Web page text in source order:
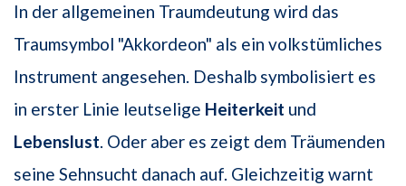
In der allgemeinen Traumdeutung wird das
Traumsymbol "Akkordeon" als ein volkstümliches
Instrument angesehen. Deshalb symbolisiert es
in erster Linie leutselige Heiterkeit und
Lebenslust. Oder aber es zeigt dem Träumenden
seine Sehnsucht danach auf. Gleichzeitig warnt